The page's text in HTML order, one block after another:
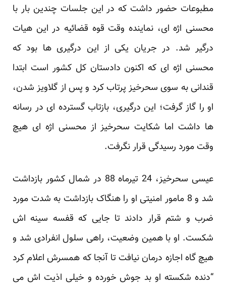
مطبوعات حضور داشت که در این جلسات چندین بار با
محسنی اژه ای، نماینده وقت قوه قضائیه در این هیات
درگیر شد. در جریان یکی از این درگیری ها بود که
محسنی اژه ای که اکنون دادستان کل کشور است ابتدا
قندانی به سوی سحرخیز پرتاب کرد و پس از گلاویز شدن،
او را گاز گرفت؛ این درگیری، بازتاب گسترده ای در رسانه
ها داشت اما شکایت سحرخیز از محسنی اژه ای هیچ
وقت مورد رسیدگی قرار نگرفت.
عیسی سحرخیز، 24 تیرماه 88 در شمال کشور بازداشت
شد و 8 مامور امنیتی او را هنگاک بازداشت به شدت مورد
ضرب و شتم قرار دادند تا جایی که قفسه سینه اش
شکست. او با همین وضعیت، راهی سلول انفرادی شد و
هیچ گاه اجازه درمان نیافت تا آنجا که همسرش اعلام کرد
“دنده شکسته او بد جوش خورده و خیلی اذیت اش می